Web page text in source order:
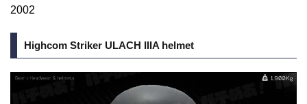
2002
Highcom Striker ULACH IIIA helmet